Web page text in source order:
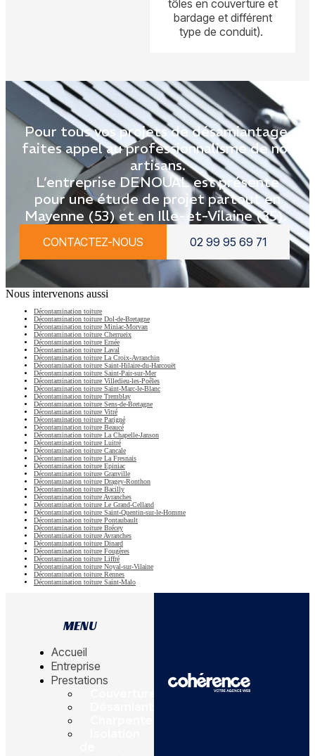
tôles en couverture et
bardage et différent
type de conduit).
Pour tous vos projets de désamiantage,
faites appel au professionnalisme de nos
artisans.
L’entreprise DENOUAL est présente
pour une étude de projet partout en
Mayenne (53) et en Ille-et-Vilaine (35).
CONTACTEZ-NOUS 02 99 95 69 71
Nous intervenons aussi
Décontamination toiture
Décontamination toiture Dol-de-Bretagne
Décontamination toiture Miniac-Morvan
Décontamination toiture Cherrueix
Décontamination toiture Ernée
Décontamination toiture Laval
Décontamination toiture La Croix-Avranchin
Décontamination toiture Saint-Hilaire-du-Harcouët
Décontamination toiture Saint-Pair-sur-Mer
Décontamination toiture Villedieu-les-Poêles
Décontamination toiture Saint-Marc-le-Blanc
Décontamination toiture Tremblay
Décontamination toiture Sens-de-Bretagne
Décontamination toiture Vitré
Décontamination toiture Parigné
Décontamination toiture Beaucé
Décontamination toiture La Chapelle-Janson
Décontamination toiture Luitré
Décontamination toiture Cancale
Décontamination toiture La Fresnais
Décontamination toiture Epiniac
Décontamination toiture Granville
Décontamination toiture Dragey-Ronthon
Décontamination toiture Bacilly
Décontamination toiture Avranches
Décontamination toiture Le Grand-Celland
Décontamination toiture Saint-Quentin-sur-le-Homme
Décontamination toiture Pontaubault
Décontamination toiture Brécey
Décontamination toiture Avranches
Décontamination toiture Dinard
Décontamination toiture Fougères
Décontamination toiture Liffré
Décontamination toiture Noyal-sur-Vilaine
Décontamination toiture Rennes
Décontamination toiture Saint-Malo
MENU
Accueil
Entreprise
Prestations